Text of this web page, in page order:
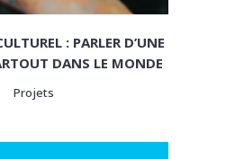
: PARLER D’UNE
DANS LE MONDE
Projets